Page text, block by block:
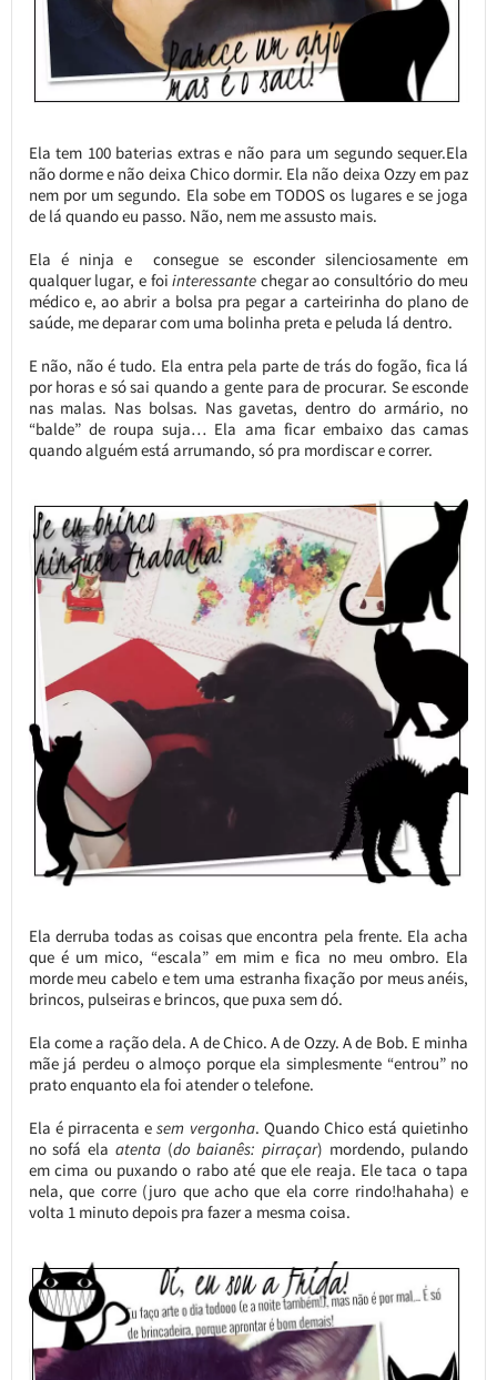
Ela tem 100 baterias extras e não para um segundo sequer.Ela
não dorme e não deixa Chico dormir. Ela não deixa Ozzy em paz
nem por um segundo. Ela sobe em TODOS os lugares e se joga
de lá quando eu passo. Não, nem me assusto mais.
Ela é ninja e consegue se esconder silenciosamente em
qualquer lugar, e foiinteressante chegar ao consultório do meu
médico e, ao abrir a bolsa pra pegar a carteirinha do plano de
saúde, me deparar com uma bolinha preta e peluda lá dentro.
E não, não é tudo. Ela entra pela parte de trás do fogão, fica lá
por horas e só sai quando a gente para de procurar. Se esconde
nas malas. Nas bolsas. Nas gavetas, dentro do armário, no
“balde” de roupa suja… Ela ama ficar embaixo das camas
quando alguém está arrumando, só pra mordiscar e correr.
Ela derruba todas as coisas que encontra pela frente. Ela acha
que é um mico, “escala” em mim e fica no meu ombro. Ela
morde meu cabelo e tem uma estranha fixação por meus anéis,
brincos, pulseiras e brincos, que puxa sem dó.
Ela come a ração dela. A de Chico. A de Ozzy. A de Bob. E minha
mãe já perdeu o almoço porque ela simplesmente “entrou” no
prato enquanto ela foi atender o telefone.
Ela é pirracenta esem vergonha. Quando Chico está quietinho
no sofá ela atenta(do baianês: pirraçar) mordendo, pulando
em cima ou puxando o rabo até que ele reaja. Ele taca o tapa
nela, que corre (juro que acho que ela corre rindo!hahaha) e
volta 1 minuto depois pra fazer a mesma coisa.